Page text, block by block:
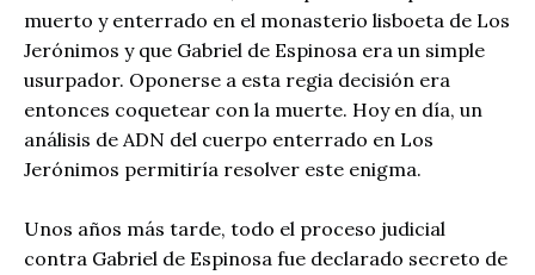
muerto y enterrado en el monasterio lisboeta de Los
Jerónimos y que Gabriel de Espinosa era un simple
usurpador. Oponerse a esta regia decisión era
entonces coquetear con la muerte. Hoy en día, un
análisis de ADN del cuerpo enterrado en Los
Jerónimos permitiría resolver este enigma.
Unos años más tarde, todo el proceso judicial
contra Gabriel de Espinosa fue declarado secreto de